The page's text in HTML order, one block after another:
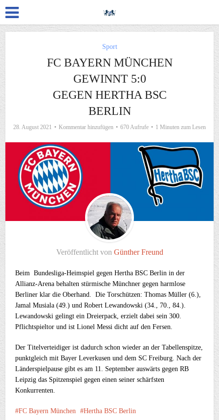
Sport
FC BAYERN MÜNCHEN
GEWINNT 5:0
GEGEN HERTHA BSC
BERLIN
28. August 2021 Kommentar hinzufügen 670 Aufrufe 1 Minuten zum Lesen
Veröffentlicht von Günther Freund
Beim Bundesliga-Heimspiel gegen Hertha BSC Berlin in der
Allianz-Arena behalten stürmische Münchner gegen harmlose
Berliner klar die Oberhand. Die Torschützen: Thomas Müller (6.),
Jamal Musiala (49.) und Robert Lewandowski (34., 70., 84.).
Lewandowski gelingt ein Dreierpack, erzielt dabei sein 300.
Pflichtspieltor und ist Lionel Messi dicht auf den Fersen.
Der Titelverteidiger ist dadurch schon wieder an der Tabellenspitze,
punktgleich mit Bayer Leverkusen und dem SC Freiburg. Nach der
Länderspielpause gibt es am 11. September auswärts gegen RB
Leipzig das Spitzenspiel gegen einen seiner schärfsten
Konkurrenten.
FC Bayern München Hertha BSC Berlin